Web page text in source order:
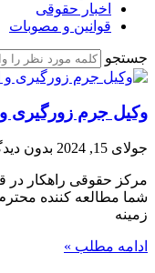
اخبار حقوقی
قوانین و مصوبات
جستجو
وکیل جرم زورگیری
جولای 15, 2024 بدون
مرکز حقوقی راهکار در
شما مطالعه کننده
زمینه
ادامه مطلب »